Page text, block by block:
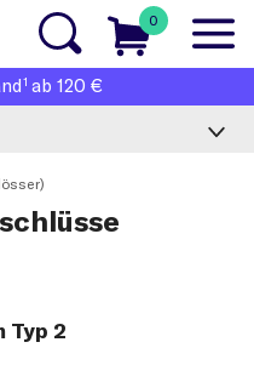
0
1 ab 120 €
2